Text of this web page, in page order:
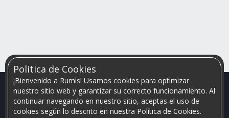
Politica de Cookies
¡Bienvenido a Rumis! Usamos cookies para optimizar
nuestro sitio web y garantizar su correcto funcionamiento. Al
continuar navegando en nuestro sitio, aceptas el uso de
cookies según lo descrito en nuestra Política de Cookies.